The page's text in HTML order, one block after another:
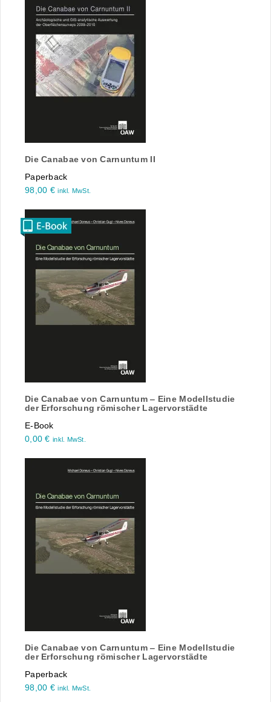
Die Canabae von Carnuntum II
Paperback
98,00 € inkl. MwSt.
Die Canabae von Carnuntum ‒ Eine Modellstudie
der Erforschung römischer Lagervorstädte
E-Book
0,00€ inkl. MwSt.
Die Canabae von Carnuntum ‒ Eine Modellstudie
der Erforschung römischer Lagervorstädte
Paperback
98,00 € inkl. MwSt.